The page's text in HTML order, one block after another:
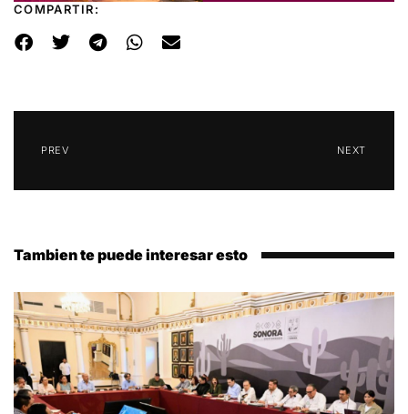
COMPARTIR:
PREV NEXT
Tambien te puede interesar esto